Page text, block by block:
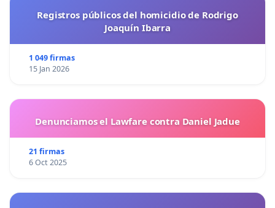
Registros públicos del homicidio de Rodrigo
Joaquín Ibarra
1 049 firmas
15 Jan 2026
Denunciamos el Lawfare contra Daniel Jadue
21 firmas
6 Oct 2025